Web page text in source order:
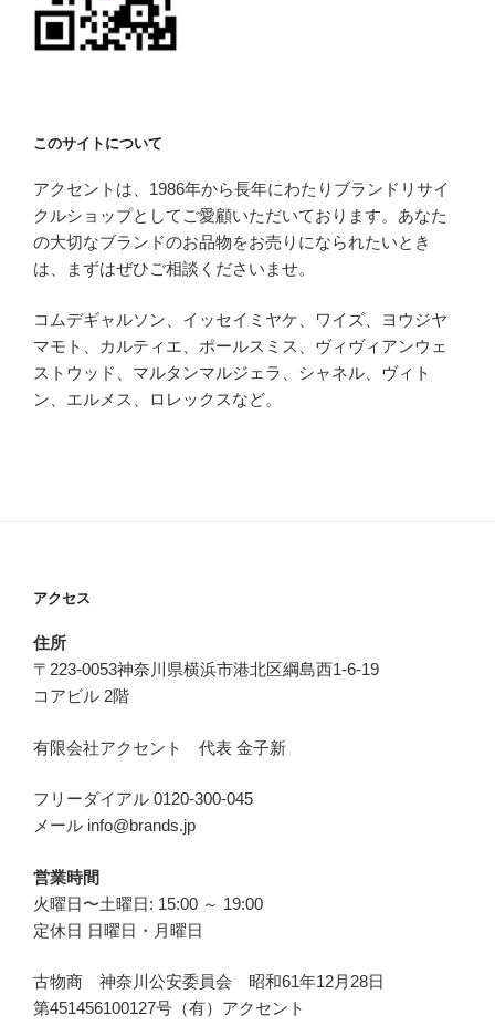
このサイトについて
アクセントは、1986年から長年にわたりブランドリサイ
クルショップとしてご愛顧いただいております。あなた
の大切なブランドのお品物をお売りになられたいとき
は、まずはぜひご相談くださいませ。
コムデギャルソン、イッセイミヤケ、ワイズ、ヨウジヤ
マモト、カルティエ、ポールスミス、ヴィヴィアンウェ
ストウッド、マルタンマルジェラ、シャネル、ヴィト
ン、エルメス、ロレックスなど。
アクセス
住所
〒223-0053神奈川県横浜市港北区綱島西1-6-19
コアビル 2階
有限会社アクセント 代表 金子新
フリーダイアル 0120-300-045
メール info@brands.jp
営業時間
火曜日〜土曜日: 15:00 ～ 19:00
定休日 日曜日・月曜日
古物商 神奈川公安委員会 昭和61年12月28日
第451456100127号（有）アクセント